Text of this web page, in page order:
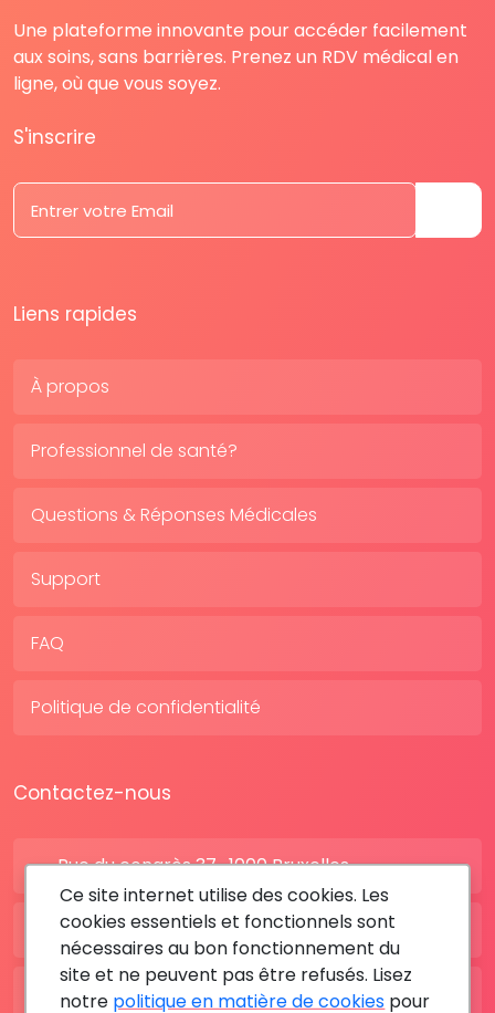
Une plateforme innovante pour accéder facilement
aux soins, sans barrières. Prenez un RDV médical en
ligne, où que vous soyez.
S'inscrire
Liens rapides
À propos
Professionnel de santé?
Questions & Réponses Médicales
Support
FAQ
Politique de confidentialité
Contactez-nous
Rue du congrès 37 , 1000 Bruxelles
BE: +32 28080227
FR: +33 183642895
Ce site internet utilise des cookies. Les
cookies essentiels et fonctionnels sont
nécessaires au bon fonctionnement du
site et ne peuvent pas être refusés. Lisez
notre politique en matière de cookies pour